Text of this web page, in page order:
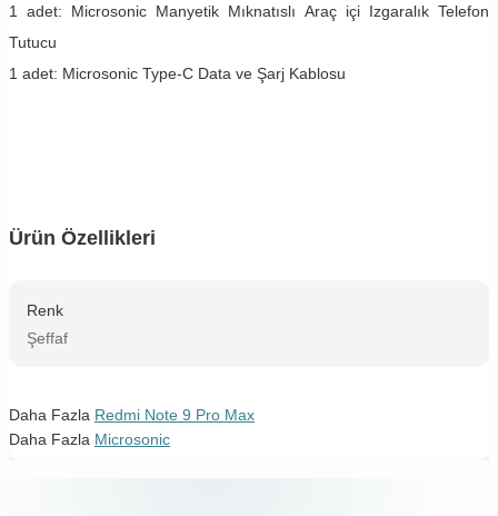
1 adet: Microsonic Manyetik Mıknatıslı Araç içi Izgaralık Telefon
Tutucu
1 adet: Microsonic Type-C Data ve Şarj Kablosu
Ürün Özellikleri
Renk
Şeffaf
Daha Fazla Redmi Note 9 Pro Max
Daha Fazla Microsonic